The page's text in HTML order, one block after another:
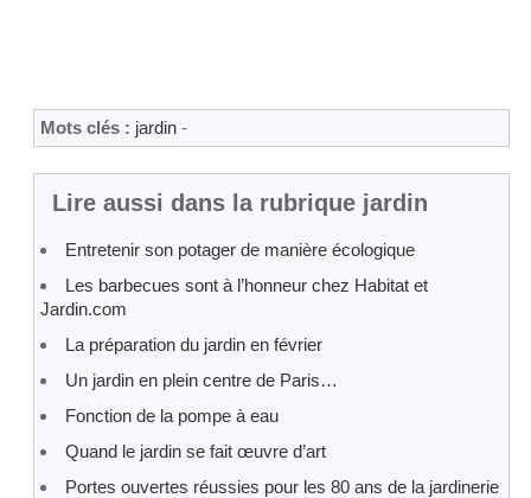
Mots clés : jardin -
Lire aussi dans la rubrique jardin
Entretenir son potager de manière écologique
Les barbecues sont à l’honneur chez Habitat et
Jardin.com
La préparation du jardin en février
Un jardin en plein centre de Paris…
Fonction de la pompe à eau
Quand le jardin se fait œuvre d’art
Portes ouvertes réussies pour les 80 ans de la jardinerie